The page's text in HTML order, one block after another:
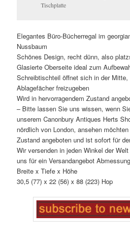
Tischplatte
Elegantes Büro-Bücherregal im
Nussbaum
Schönes Design, recht dünn, also
Glasierte Oberseite ideal zum
Schreibtischteil öffnet sich in der
Ablagefächer freizugeben
Wird in hervorragendem Zustand
– Bitte lassen Sie uns wissen, wenn
unserem Canonbury Antiques Herts
nördlich von London, ansehen
Zustand angeboten und ist sofort für
Wir versenden in jeden Winkel der
uns für ein Versandangebot
Breite x Tiefe x Höhe
30,5 (77) x 22 (56) x 88 (223) Hop